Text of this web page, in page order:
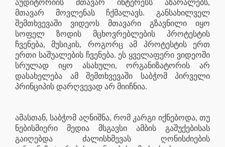
აუდიტორიის მთავარ ინტერესს აზარალებს,
მთავარ მოვლენას ჩქმალავს. განსახილველ
შემთხვევაში ვიდეოს მთავარი გზავნილი იყო
სოფელ ზოდის მცხოვრებლების პროტესტის
ჩვენება, მუსიკის, როგორც ამ პროტესტის ერთ
ერთი საშუალების ჩვენება. ეს ყველაფერი ვიდეოში
სრულად იყო ასახული, ორგანიზატორის არ
დასახელება ამ შემთხვევაში საბჭომ პირველი
პრინციპის დარღვევად არ მიიჩნია.
ამასთან, საბჭომ აღნიშნა, რომ კარგი იქნებოდა, თუ
ნებისმიერი მედია მსგავსი ამბის გაშუქებისას
გაიღებდა ძალისხმევას ღონისძიების